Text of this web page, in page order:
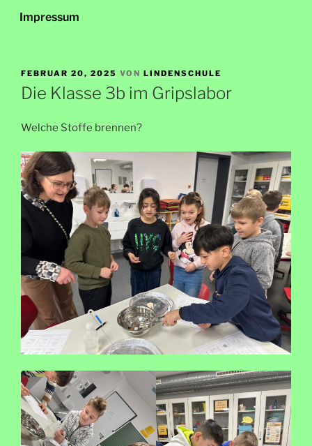
Impressum
VERÖFFENTLICHT
AM
FEBRUAR 20, 2025 VON LINDENSCHULE
Die Klasse 3b im Gripslabor
Welche Stoffe brennen?